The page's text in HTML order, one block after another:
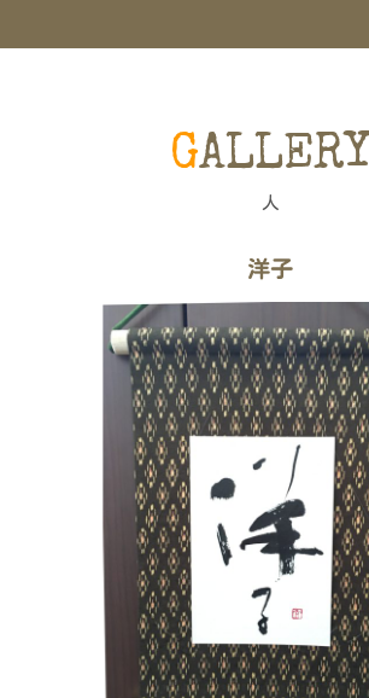
GALLERY
人
洋子